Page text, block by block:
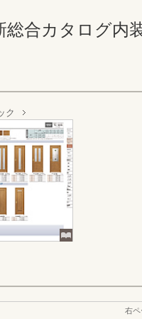
総合カタログ内
ク
右